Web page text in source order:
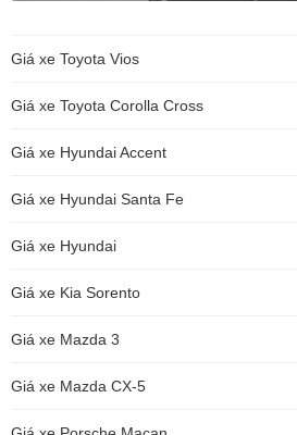
Giá xe Toyota Vios
Giá xe Toyota Corolla Cross
Giá xe Hyundai Accent
Giá xe Hyundai Santa Fe
Giá xe Hyundai
Giá xe Kia Sorento
Giá xe Mazda 3
Giá xe Mazda CX-5